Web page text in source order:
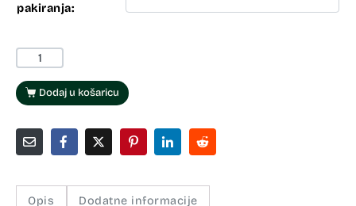
pakiranja:
Dodaj u košaricu
Opis Dodatne informacije